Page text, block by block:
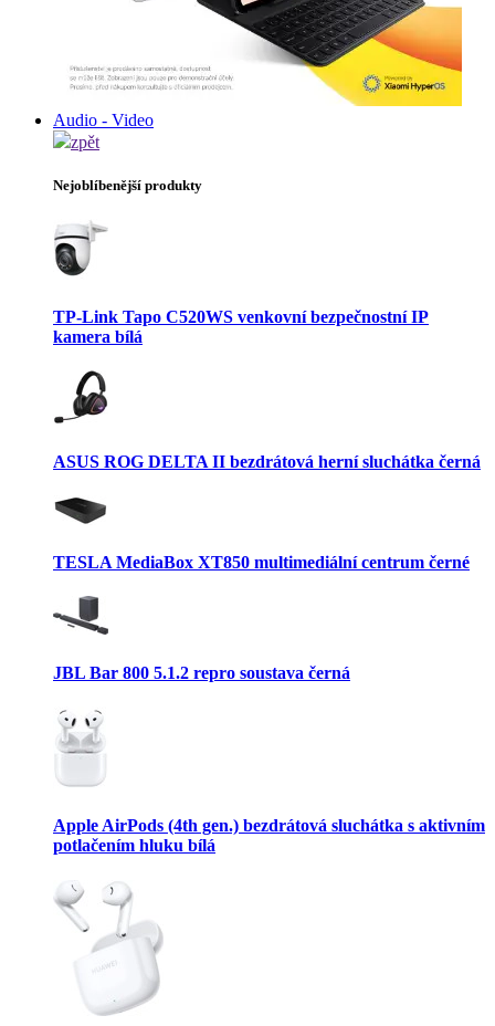
Audio - Video
zpět
Nejoblíbenější produkty
TP-Link Tapo C520WS venkovní bezpečnostní IP
kamera bílá
ASUS ROG DELTA II bezdrátová herní sluchátka černá
TESLA MediaBox XT850 multimediální centrum černé
JBL Bar 800 5.1.2 repro soustava černá
Apple AirPods (4th gen.) bezdrátová sluchátka s aktivním
potlačením hluku bílá